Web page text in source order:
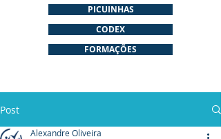
PICUINHAS
CODEX
FORMAÇÕES
Post
Alexandre Oliveira